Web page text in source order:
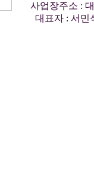
사업장주소 :
대표자 : 서민